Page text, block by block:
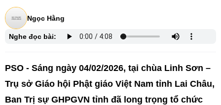
Ngọc Hằng
Nghe đọc bài:
PSO - Sáng ngày 04/02/2026, tại chùa Linh Sơn –
Trụ sở Giáo hội Phật giáo Việt Nam tỉnh Lai Châu,
Ban Trị sự GHPGVN tỉnh đã long trọng tổ chức